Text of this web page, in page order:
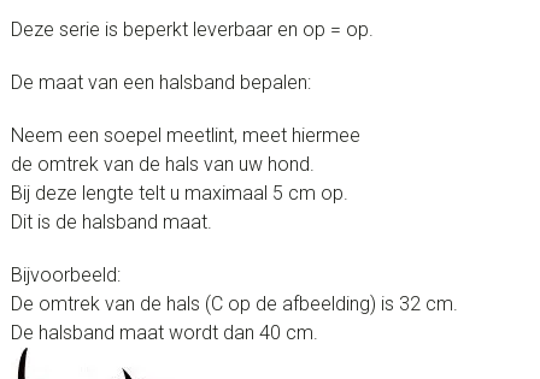
Deze serie is beperkt leverbaar en op = op.
De maat van een halsband bepalen:
Neem een soepel meetlint, meet hiermee
de omtrek van de hals van uw hond.
Bij deze lengte telt u maximaal 5 cm op.
Dit is de halsband maat.
Bijvoorbeeld:
De omtrek van de hals (C op de afbeelding) is 32 cm.
De halsband maat wordt dan 40 cm.